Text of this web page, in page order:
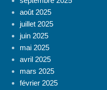
août 2025
juillet 2025
juin 2025
mai 2025
avril 2025
mars 2025
février 2025